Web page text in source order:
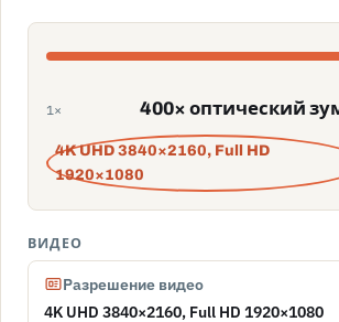
1× 400× оптический
4K UHD 3840×2160, Full HD
1920×1080
ВИДЕО
Разрешение видео
4K UHD 3840×2160, Full HD 1920×1080